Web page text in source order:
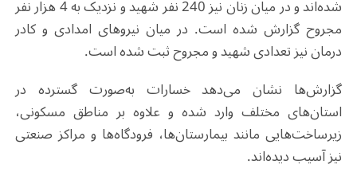
شده‌اند و در میان زنان نیز 240 نفر شهید و نزدیک به 4 هزار نفر
مجروح گزارش شده است. در میان نیروهای امدادی و کادر
درمان نیز تعدادی شهید و مجروح ثبت شده است.
گزارش‌ها نشان می‌دهد خسارات به‌صورت گسترده در
استان‌های مختلف وارد شده و علاوه بر مناطق مسکونی،
زیرساخت‌هایی مانند بیمارستان‌ها، فرودگاه‌ها و مراکز صنعتی
نیز آسیب دیده‌اند.